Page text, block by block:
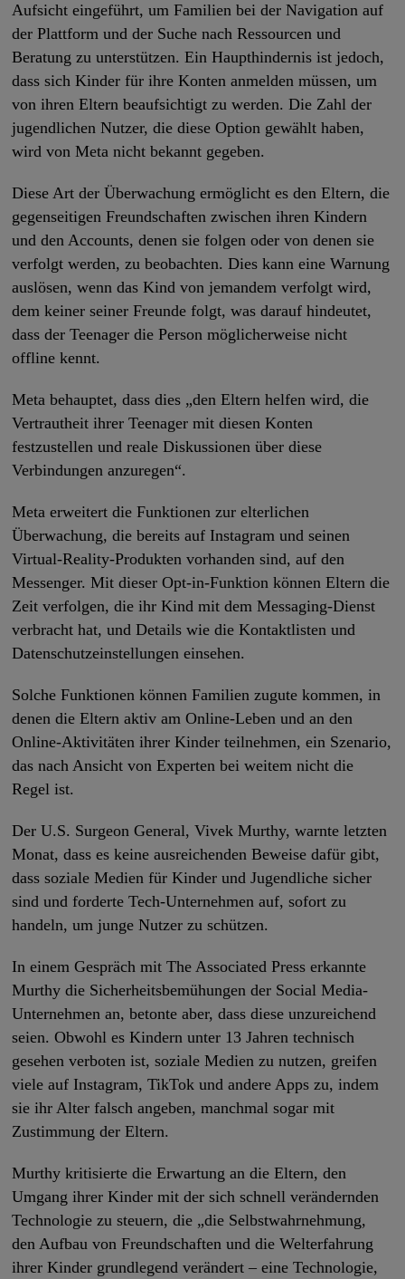
Aufsicht eingeführt, um Familien bei der Navigation auf
der Plattform und der Suche nach Ressourcen und
Beratung zu unterstützen. Ein Haupthindernis ist jedoch,
dass sich Kinder für ihre Konten anmelden müssen, um
von ihren Eltern beaufsichtigt zu werden. Die Zahl der
jugendlichen Nutzer, die diese Option gewählt haben,
wird von Meta nicht bekannt gegeben.
Diese Art der Überwachung ermöglicht es den Eltern, die
gegenseitigen Freundschaften zwischen ihren Kindern
und den Accounts, denen sie folgen oder von denen sie
verfolgt werden, zu beobachten. Dies kann eine Warnung
auslösen, wenn das Kind von jemandem verfolgt wird,
dem keiner seiner Freunde folgt, was darauf hindeutet,
dass der Teenager die Person möglicherweise nicht
offline kennt.
Meta behauptet, dass dies „den Eltern helfen wird, die
Vertrautheit ihrer Teenager mit diesen Konten
festzustellen und reale Diskussionen über diese
Verbindungen anzuregen“.
Meta erweitert die Funktionen zur elterlichen
Überwachung, die bereits auf Instagram und seinen
Virtual-Reality-Produkten vorhanden sind, auf den
Messenger. Mit dieser Opt-in-Funktion können Eltern die
Zeit verfolgen, die ihr Kind mit dem Messaging-Dienst
verbracht hat, und Details wie die Kontaktlisten und
Datenschutzeinstellungen einsehen.
Solche Funktionen können Familien zugute kommen, in
denen die Eltern aktiv am Online-Leben und an den
Online-Aktivitäten ihrer Kinder teilnehmen, ein Szenario,
das nach Ansicht von Experten bei weitem nicht die
Regel ist.
Der U.S. Surgeon General, Vivek Murthy, warnte letzten
Monat, dass es keine ausreichenden Beweise dafür gibt,
dass soziale Medien für Kinder und Jugendliche sicher
sind und forderte Tech-Unternehmen auf, sofort zu
handeln, um junge Nutzer zu schützen.
In einem Gespräch mit The Associated Press erkannte
Murthy die Sicherheitsbemühungen der Social Media-
Unternehmen an, betonte aber, dass diese unzureichend
seien. Obwohl es Kindern unter 13 Jahren technisch
gesehen verboten ist, soziale Medien zu nutzen, greifen
viele auf Instagram, TikTok und andere Apps zu, indem
sie ihr Alter falsch angeben, manchmal sogar mit
Zustimmung der Eltern.
Murthy kritisierte die Erwartung an die Eltern, den
Umgang ihrer Kinder mit der sich schnell verändernden
Technologie zu steuern, die „die Selbstwahrnehmung,
den Aufbau von Freundschaften und die Welterfahrung
ihrer Kinder grundlegend verändert – eine Technologie,